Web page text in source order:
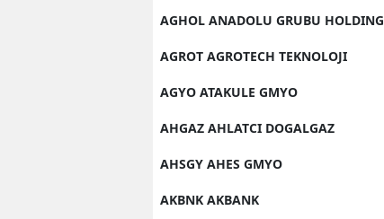
AGHOL ANADOLU GRUBU HOLDING
AGROT AGROTECH TEKNOLOJI
AGYO ATAKULE GMYO
AHGAZ AHLATCI DOGALGAZ
AHSGY AHES GMYO
AKBNK AKBANK